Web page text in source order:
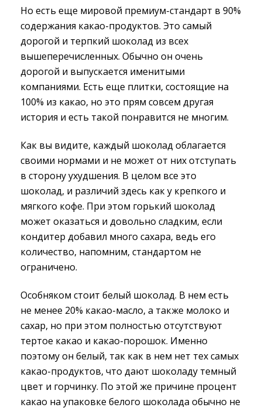
Но есть еще мировой премиум-стандарт в 90%
содержания какао-продуктов. Это самый
дорогой и терпкий шоколад из всех
вышеперечисленных. Обычно он очень
дорогой и выпускается именитыми
компаниями. Есть еще плитки, состоящие на
100% из какао, но это прям совсем другая
история и есть такой понравится не многим.
Как вы видите, каждый шоколад облагается
своими нормами и не может от них отступать
в сторону ухудшения. В целом все это
шоколад, и различий здесь как у крепкого и
мягкого кофе. При этом горький шоколад
может оказаться и довольно сладким, если
кондитер добавил много сахара, ведь его
количество, напомним, стандартом не
ограничено.
Особняком стоит белый шоколад. В нем есть
не менее 20% какао-масло, а также молоко и
сахар, но при этом полностью отсутствуют
тертое какао и какао-порошок. Именно
поэтому он белый, так как в нем нет тех самых
какао-продуктов, что дают шоколаду темный
цвет и горчинку. По этой же причине процент
какао на упаковке белого шоколада обычно не